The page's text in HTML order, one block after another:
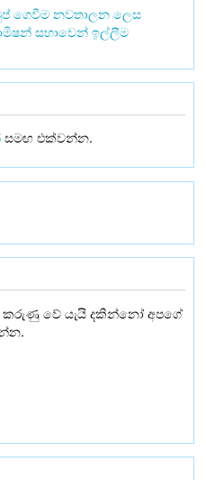
ගෙවීම නවතාලන ලෙස
සභාවෙන් ඉල්ලීම
සමඟ එක්වන්න.
කරුණු වේ යැයි දකින්නෝ අපගේ